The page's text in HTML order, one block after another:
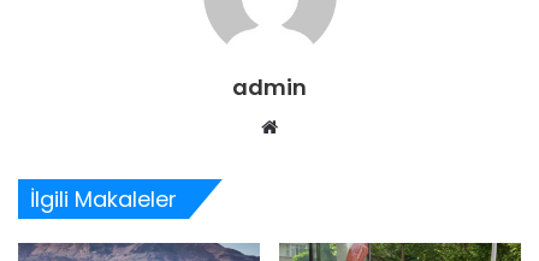
admin
Web
İlgili Makaleler